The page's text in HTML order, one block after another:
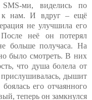
SMS-ми, виделись по
к нам. И вдруг – ещё
не улучшила его
неё он потерял
больше получаса. На
было смотреть. В них
что душа болела от
дышит
его отчаянного
теперь он замкнулся